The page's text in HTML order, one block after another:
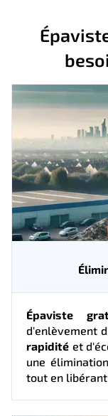
Épaviste
d'enlèvement
rapidité et
une
tout en